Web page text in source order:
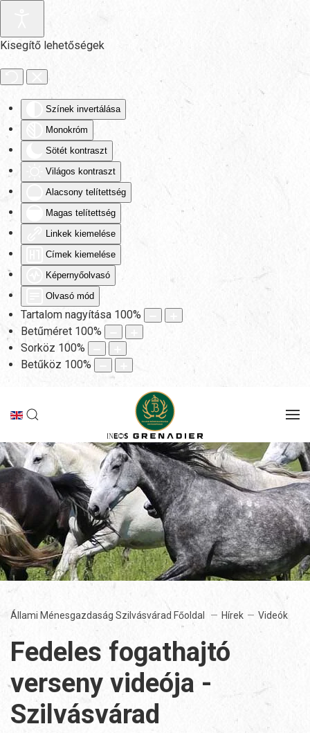
Kisegítő lehetőségek
Színek invertálása
Monokróm
Sötét kontraszt
Világos kontraszt
Alacsony telítettség
Magas telítettség
Linkek kiemelése
Címek kiemelése
Képernyőolvasó
Olvasó mód
Tartalom nagyítása 100%
Betűméret 100%
Sorköz 100%
Betűköz 100%
Fő tartalom átugrása
Állami Ménesgazdaság Szilvásvárad Főoldal Hírek Videók
Fedeles fogathajtó
verseny videója -
Szilvásvárad